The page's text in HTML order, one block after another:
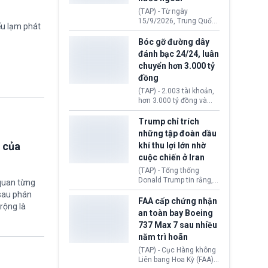
lạm phát
của
từng
phán
là
đến ổ dịch Salmonella
khiến ít nhất 110 người
mắc bệnh tại bang
Minnesota.
(TAP) - Từ ngày
15/9/2026, Trung Quốc
áp dụng quy định mới về
quản lý xuất nhập cảnh.
Một hành vi vi phạm giấy
tờ, xuất nhập cảnh trái
phép hay liên quan kiểm
soát công nghệ có thể
khiến công dân Trung
Quốc đối mặt lệnh cấm
xuất cảnh kéo dài tới 3
năm. Trong khi đó, người
nước ngoài sử dụng giấy
tờ giả có nguy cơ bị từ
chối nhập cảnh hoặc
cấm vào Trung Quốc tới
5 năm.
Bóc gỡ đường dây
đánh bạc 24/24, luân
chuyển hơn 3.000 tỷ
đồng
(TAP) - 2.003 tài khoản,
hơn 3.000 tỷ đồng và
một đường dây đánh
bạc xuyên quốc gia vận
hành 24/24 giờ vừa bị
Công an TP. Hải Phòng
(Việt Nam) bóc gỡ.
Trump chỉ trích
những tập đoàn dầu
khí thu lợi lớn nhờ
cuộc chiến ở Iran
(TAP) - Tổng thống
Donald Trump tin rằng, 2
tập đoàn dầu khí
ExxonMobil và Chevron
đã thu về lợi nhuận quá
lớn nhờ giá dầu tăng
mạnh suốt thời gian Hoa
Kỳ xảy ra xung đột ở
Iran. Trên cơ sở đó, lãnh
đạo Nhà Trắng kêu gọi
các doanh nghiệp cần
FAA cấp chứng nhận
an toàn bay Boeing
737 Max 7 sau nhiều
năm trì hoãn
(TAP) - Cục Hàng không
Liên bang Hoa Kỳ (FAA)